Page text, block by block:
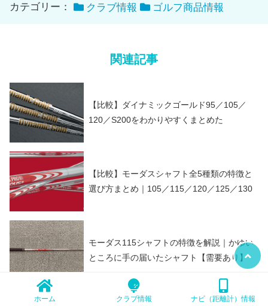
カテゴリー： クラブ情報 ゴルフ商品情報
関連記事
【比較】ダイナミックゴールド95／105／
120／S200をわかりやすくまとめた
【比較】モーダスシャフト全5種類の特徴と
選び方まとめ｜105／115／120／125／130
モーダス115シャフトの特徴を解説｜かゆい
ところに手の届いたシャフト【需要あり】
ホーム クラブ情報 ナビ（距離計）情報